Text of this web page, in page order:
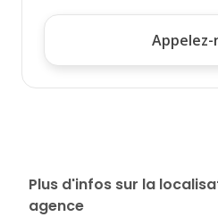
Appelez-
Plus d'infos sur la
agence